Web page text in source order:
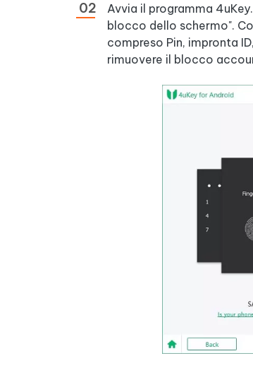
Avvia il programma
blocco dello schermo".
compreso Pin, impronta
rimuovere il blocco